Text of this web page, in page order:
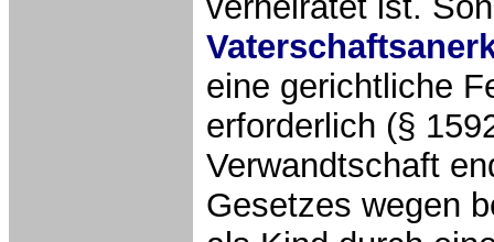
eine gerichtliche
erforderlich (§
Verwandtschaft
Gesetzes wegen